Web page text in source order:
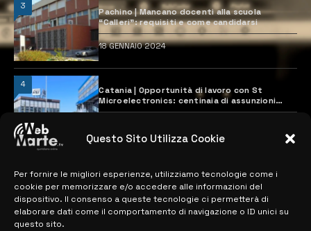
Questo Sito Utilizza Cookie
Per fornire le migliori esperienze, utilizziamo tecnologie come i
cookie per memorizzare e/o accedere alle informazioni del
dispositivo. Il consenso a queste tecnologie ci permetterà di
elaborare dati come il comportamento di navigazione o ID unici su
questo sito.
3
Pachino | Mancano docenti alla scuola
“Calleri”: requisiti e come candidarsi
18 GENNAIO 2024
4
Catania | Opportunità di lavoro con St
Microelectronics: centinaia di assunzioni
previste
MAPPA DEL SITO
> NOTIZIE